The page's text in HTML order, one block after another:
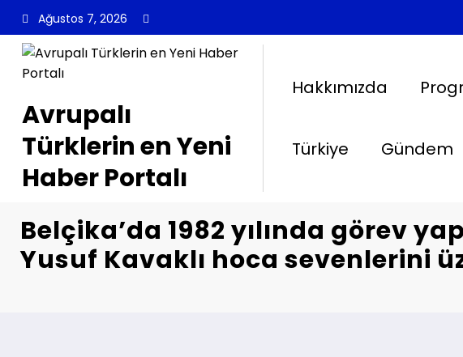
Ağustos 7, 2026
Avrupalı
Türklerin en Yeni
Haber Portalı
Hakkımızda
Türkiye Gündem
Belçika’da 1982 yılında görev
Yusuf Kavaklı hoca sevenlerini